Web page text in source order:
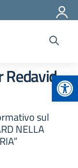
Redavid
sul
NELLA